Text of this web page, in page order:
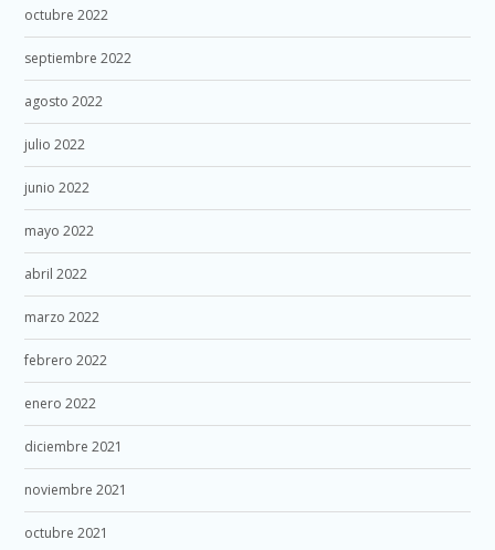
octubre 2022
septiembre 2022
agosto 2022
julio 2022
junio 2022
mayo 2022
abril 2022
marzo 2022
febrero 2022
enero 2022
diciembre 2021
noviembre 2021
octubre 2021